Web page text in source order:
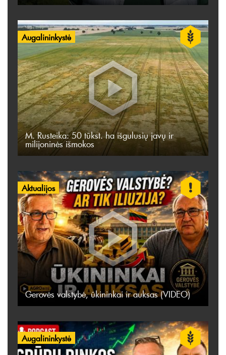
Augalininkystė
M. Rusteika: 50 tūkst. ha išgulusių javų ir
milijoninės išmokos
Aktualijos
Gerovės valstybė, ūkininkai ir auksas (VIDEO)
Augalininkystė